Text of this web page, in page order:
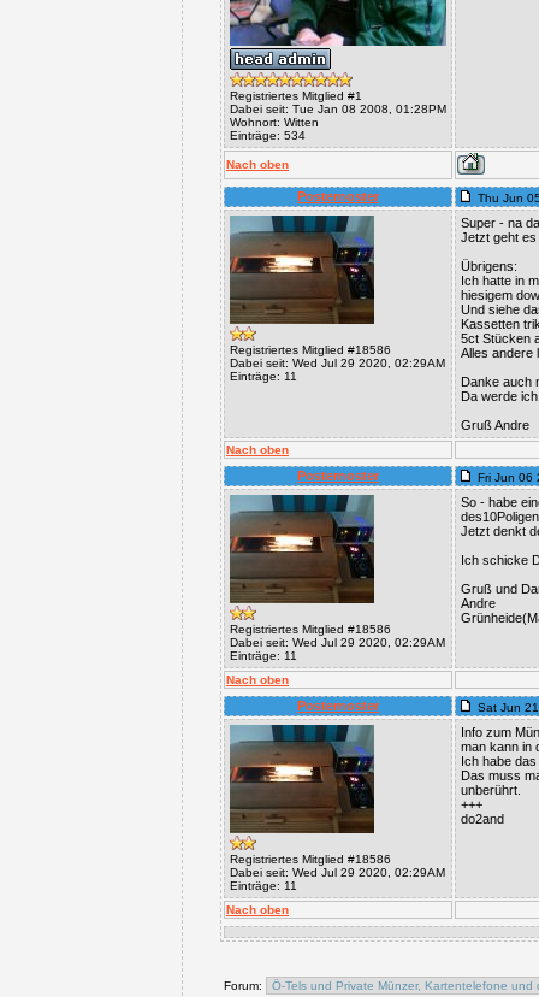
Registriertes Mitglied #1
Dabei seit: Tue Jan 08 2008, 01:28PM
Wohnort: Witten
Einträge: 534
Nach oben
Posternoster Thu Jun
Registriertes Mitglied #18586
Dabei seit: Wed Jul 29 2020, 02:29AM
Einträge: 11
Super - na
Jetzt geht
Übrigens:
Ich hatte in
hiesigem
Und siehe
Kassetten
5ct Stücken
Alles andere
Danke auch
Da werde
Gruß Andre
Nach oben
Posternoster Fri Jun 06
Registriertes Mitglied #18586
Dabei seit: Wed Jul 29 2020, 02:29AM
Einträge: 11
So - habe
Jetzt denkt
Ich schicke
Gruß und
Andre
Nach oben
Posternoster Sat Jun
Registriertes Mitglied #18586
Dabei seit: Wed Jul 29 2020, 02:29AM
Einträge: 11
Info zum
man kann in
Ich habe
Das muss
unberührt.
+++
do2and
Nach oben
Forum: